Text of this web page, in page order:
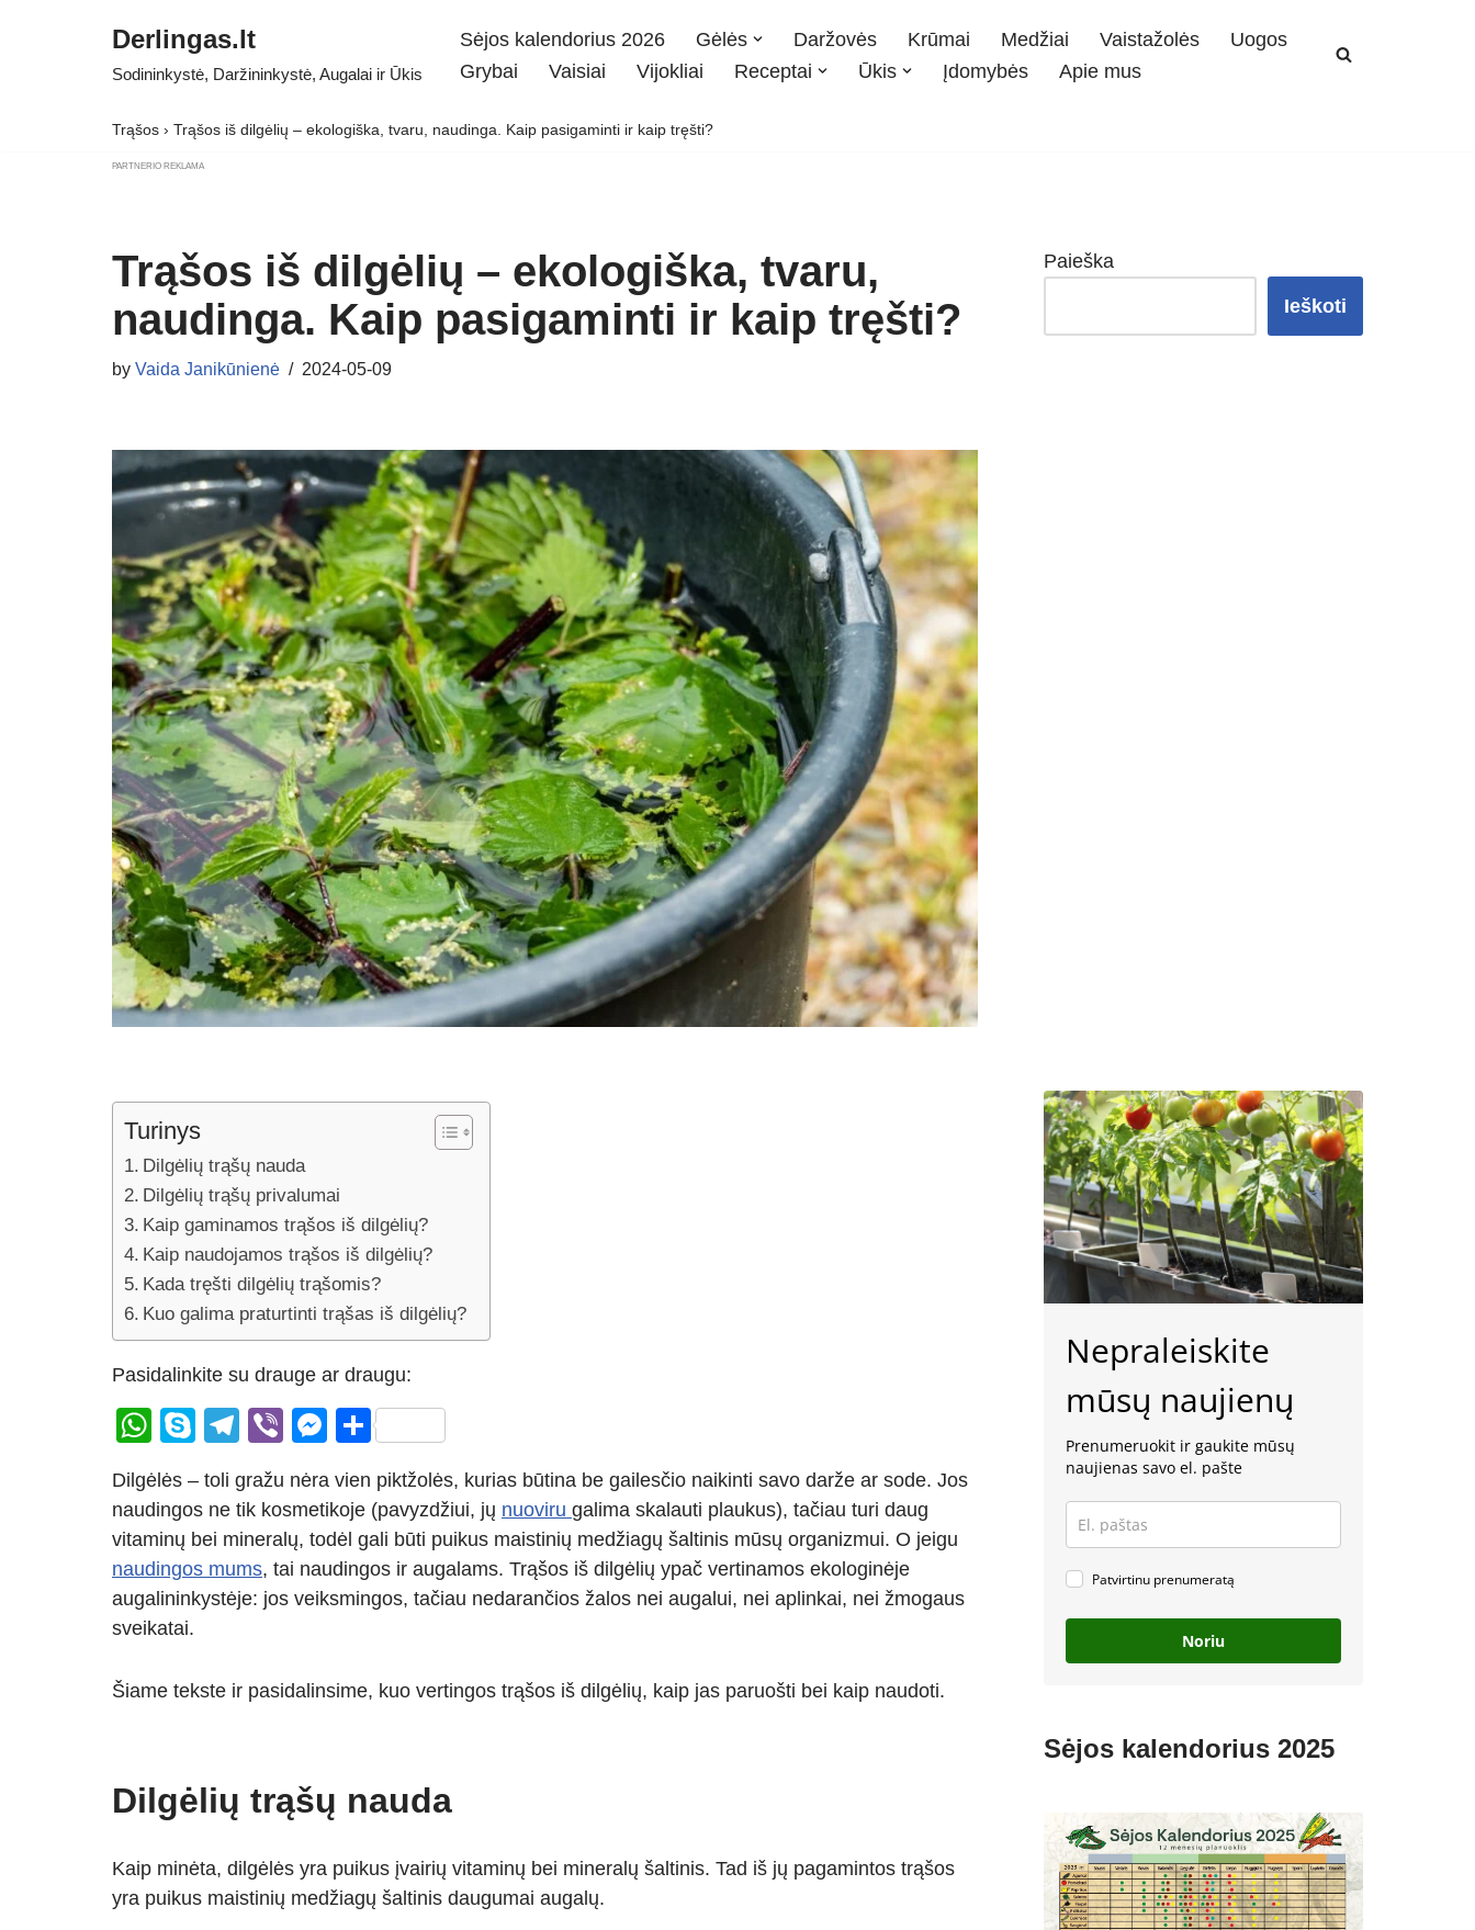
Derlingas.lt
Sodininkystė, Daržininkystė, Augalai ir Ūkis
Sėjos kalendorius 2026 Gėlės Daržovės Krūmai Medžiai Vaistažolės
Uogos
Grybai
Vaisiai Vijokliai Receptai Ūkis Įdomybės Apie mus
Trąšos › Trąšos iš dilgėlių – ekologiška, tvaru, naudinga. Kaip pasigaminti ir kaip tręšti?
PARTNERIO REKLAMA
Trąšos iš dilgėlių – ekologiška, tvaru,
naudinga. Kaip pasigaminti ir kaip tręšti?
by Vaida Janikūnienė 2024-05-09
Turinys
Dilgėlių trąšų nauda
Dilgėlių trąšų privalumai
Kaip gaminamos trąšos iš dilgėlių?
Kaip naudojamos trąšos iš dilgėlių?
Kada tręšti dilgėlių trąšomis?
Kuo galima praturtinti trąšas iš dilgėlių?
Pasidalinkite su drauge ar draugu:
W
at
s
A
p
p
S
p
e
T
e
gr
a
m
Vi
er
M
ss
e
n
g
S
ar
e
Dilgėlės – toli gražu nėra vien piktžolės, kurias būtina be gailesčio naikinti savo darže ar sode. Jos
naudingos ne tik kosmetikoje (pavyzdžiui, jų nuoviru galima skalauti plaukus), tačiau turi daug
vitaminų bei mineralų, todėl gali būti puikus maistinių medžiagų šaltinis mūsų organizmui. O jeigu
naudingos mums, tai naudingos ir augalams. Trąšos iš dilgėlių ypač vertinamos ekologinėje
augalininkystėje: jos veiksmingos, tačiau nedarančios žalos nei augalui, nei aplinkai, nei žmogaus
sveikatai.
Šiame tekste ir pasidalinsime, kuo vertingos trąšos iš dilgėlių, kaip jas paruošti bei kaip naudoti.
Dilgėlių trąšų nauda
Kaip minėta, dilgėlės yra puikus įvairių vitaminų bei mineralų šaltinis. Tad iš jų pagamintos trąšos
yra puikus maistinių medžiagų šaltinis daugumai augalų.
Paieška
Ieškoti
Nepraleiskite
mūsų naujienų
Prenumeruokit ir gaukite mūsų
naujienas savo el. pašte
Patvirtinu prenumeratą
Noriu
Sėjos kalendorius 2025